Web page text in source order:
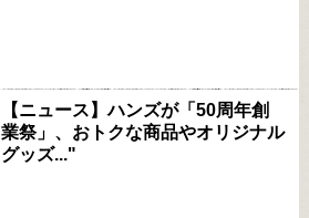
【ニュース】ハンズが「50周年創
業祭」、おトクな商品やオリジナル
グッズ..."